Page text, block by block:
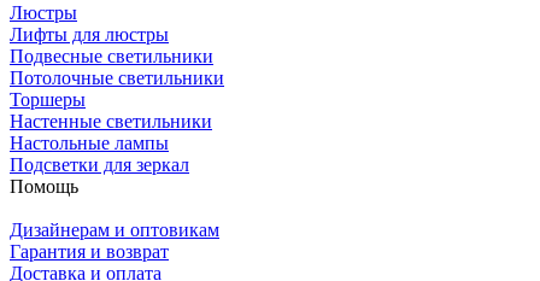
Люстры
Лифты для люстры
Подвесные светильники
Потолочные светильники
Торшеры
Настенные светильники
Настольные лампы
Подсветки для зеркал
Помощь
Дизайнерам и оптовикам
Гарантия и возврат
Доставка и оплата